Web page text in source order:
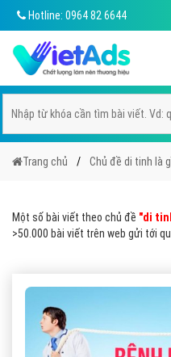
Hotline: 0964 82 6644
Trang chủ Chủ đề di tinh là
Một số bài viết theo chủ đề "di
>50.000 bài viết trên web gửi tới